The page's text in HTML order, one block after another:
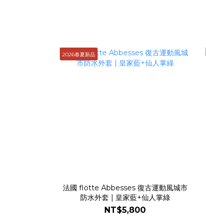
2026春夏新品
法國 flotte Abbesses 復古運動風城市
防水外套 | 皇家藍+仙人掌綠
NT$5,800